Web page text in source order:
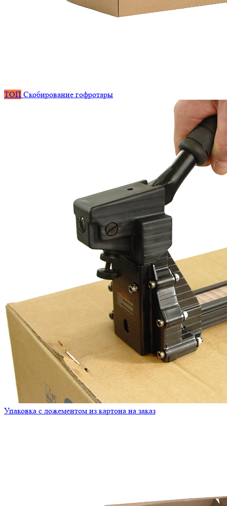
ТОП Скобирование гофротары
Упаковка с ложементом из картона на заказ